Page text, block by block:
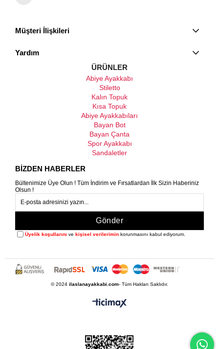
Müşteri İlişkileri
Yardım
ÜRÜNLER
Abiye Ayakkabı
Stiletto
Kalın Topuk
Kısa Topuk
Abiye Ayakkabıları
Bayan Bot
Bayan Çanta
Spor Ayakkabı
Sandaletler
BİZDEN HABERLER
Bültenimize Üye Olun ! Tüm İndirim ve Fırsatlardan İlk Sizin Haberiniz
Olsun !
Gönder
Üyelik koşullarını vekişisel verilerimin korunmasını kabul ediyorum.
© 2024 ilaslanayakkabi.com- Tüm Hakları Saklıdır.